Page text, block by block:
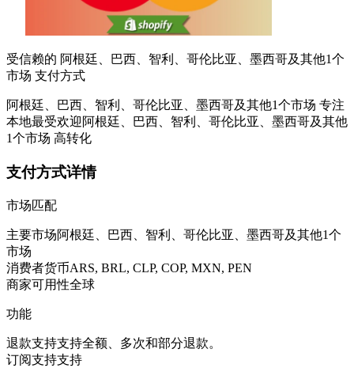
受信赖的 阿根廷、巴西、智利、哥伦比亚、墨西哥及其他1个
市场 支付方式
阿根廷、巴西、智利、哥伦比亚、墨西哥及其他1个市场 专注
本地最受欢迎 阿根廷、巴西、智利、哥伦比亚、墨西哥及其他
1个市场 高转化
支付方式详情
市场匹配
主要市场阿根廷、巴西、智利、哥伦比亚、墨西哥及其他1个
市场
消费者货币ARS, BRL, CLP, COP, MXN, PEN
商家可用性全球
功能
退款支持支持全额、多次和部分退款。
订阅支持支持